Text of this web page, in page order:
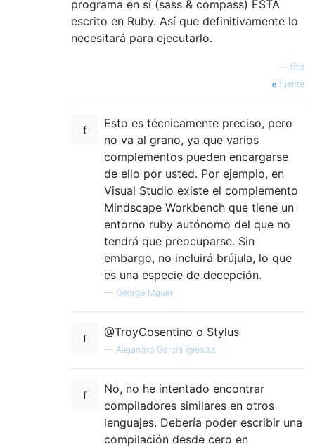
programa en sí (sass & compass) ESTÁ
escrito en Ruby. Así que definitivamente lo
necesitará para ejecutarlo.
tftd
fuente
Esto es técnicamente preciso, pero
no va al grano, ya que varios
complementos pueden encargarse
de ello por usted. Por ejemplo, en
Visual Studio existe el complemento
Mindscape Workbench que tiene un
entorno ruby ​​autónomo del que no
tendrá que preocuparse. Sin
embargo, no incluirá brújula, lo que
es una especie de decepción.
— George Mauer
@TroyCosentino o Stylus
— Alejandro García Iglesias
No, no he intentado encontrar
compiladores similares en otros
lenguajes. Debería poder escribir una
compilación desde cero en